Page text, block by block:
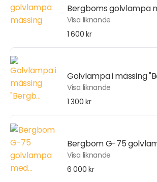
Bergboms golvlampa
Visa liknande
1 600 kr
Golvlampa i mässing
Visa liknande
1 300 kr
Bergbom G-75
Visa liknande
6 000 kr